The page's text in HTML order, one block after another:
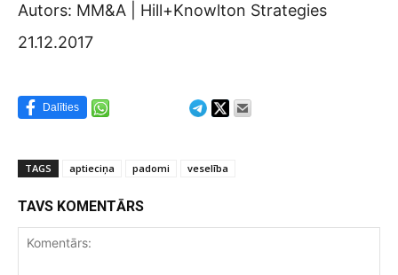
Autors: MM&A | Hill+Knowlton Strategies
21.12.2017
Dalīties
TAGS aptieciņa padomi veselība
TAVS KOMENTĀRS